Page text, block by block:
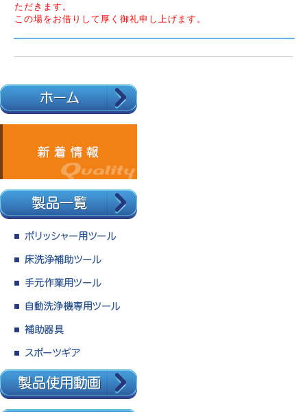
ただきます。
この場をお借りして厚く御礼申し上げます。